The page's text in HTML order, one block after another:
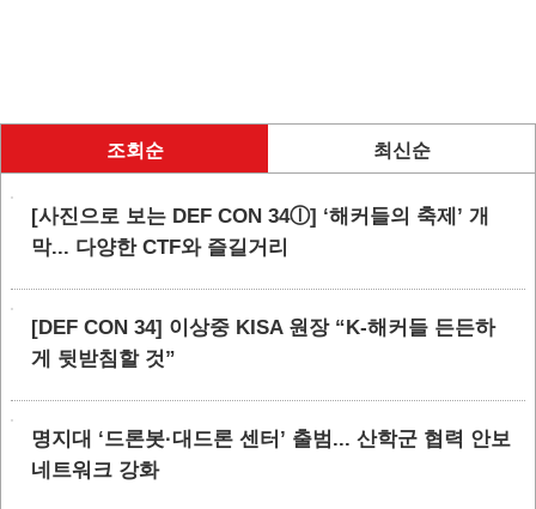
조회순 최신순
[사진으로 보는 DEF CON 34ⓛ] ‘해커들의 축제’ 개
막... 다양한 CTF와 즐길거리
[DEF CON 34] 이상중 KISA 원장 “K-해커들 든든하
게 뒷받침할 것”
명지대 ‘드론봇·대드론 센터’ 출범... 산학군 협력 안보
네트워크 강화